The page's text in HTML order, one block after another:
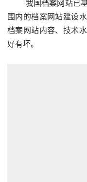
围内的档案网站建设
档案网站内容、技术
好有坏。